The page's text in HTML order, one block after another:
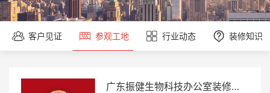
客户见证 参观工地 行业动态 装修知识
1100平米广州康海企业咨询办公室装修设计项目开工大吉
670平米永恒力叉车（上海）办公楼装修设计项目开工大吉
广东振健生物科技办公室装修设计项目开工大吉
1100平米广州康海企业咨询办公室装修设计项目开工大吉
670平米永恒力叉车（上海）办公楼装修设计项目开工大吉